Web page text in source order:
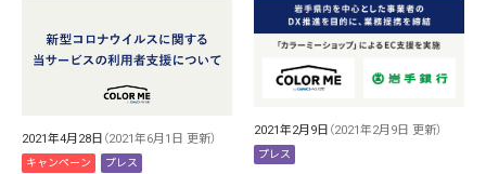
2021年4月28日 （2021年6月1日 更新）
キャンペーン プレス
2021年2月9日 （2021年2月9日 更新）
プレス